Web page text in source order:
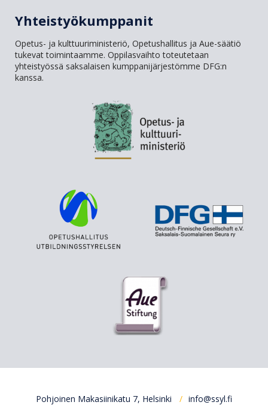
Yhteistyökumppanit
Opetus- ja kulttuuriministeriö, Opetushallitus ja Aue-säätiö
tukevat toimintaamme. Oppilasvaihto toteutetaan
yhteistyössä saksalaisen kumppanijärjestömme DFG:n
kanssa.
Pohjoinen Makasiinikatu 7, Helsinki
info@ssyl.fi